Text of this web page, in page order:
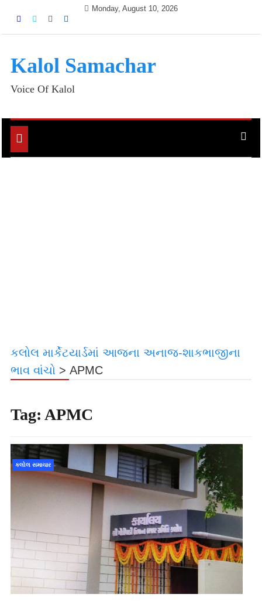
Monday, August 10, 2026
Kalol Samachar
Voice Of Kalol
Toggle
navigation
કલોલ માર્કેટયાર્ડમાં આજના અનાજ-શાકભાજીના
ભાવ વાંચો > APMC
Tag: APMC
કલોલ સમાચાર